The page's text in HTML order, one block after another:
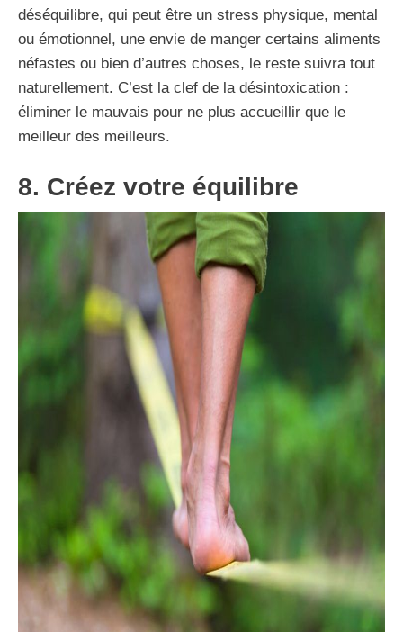
déséquilibre, qui peut être un stress physique, mental
ou émotionnel, une envie de manger certains aliments
néfastes ou bien d’autres choses, le reste suivra tout
naturellement. C’est la clef de la désintoxication :
éliminer le mauvais pour ne plus accueillir que le
meilleur des meilleurs.
8. Créez votre équilibre